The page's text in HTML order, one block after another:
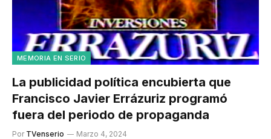
MEMORIA EN SERIO
La publicidad política encubierta que
Francisco Javier Errázuriz programó
fuera del periodo de propaganda
Por TVenserio Marzo 4, 2024